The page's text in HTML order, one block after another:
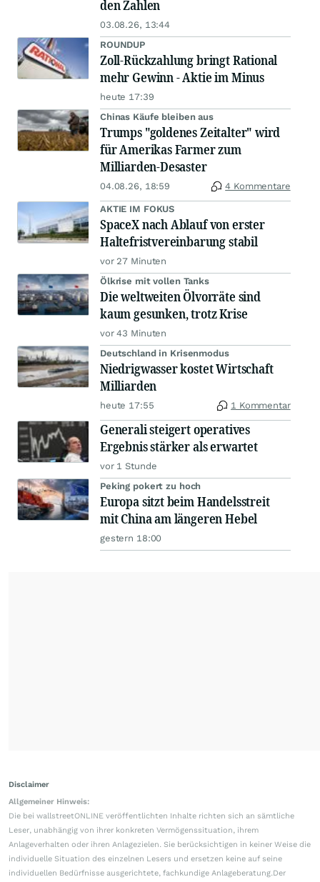
den Zahlen
03.08.26, 13:44
ROUNDUP
Zoll-Rückzahlung bringt Rational
mehr Gewinn - Aktie im Minus
heute 17:39
Chinas Käufe bleiben aus
Trumps "goldenes Zeitalter" wird
für Amerikas Farmer zum
Milliarden-Desaster
04.08.26, 18:59 4 Kommentare
AKTIE IM FOKUS
SpaceX nach Ablauf von erster
Haltefristvereinbarung stabil
vor 27 Minuten
Ölkrise mit vollen Tanks
Die weltweiten Ölvorräte sind
kaum gesunken, trotz Krise
vor 43 Minuten
Deutschland in Krisenmodus
Niedrigwasser kostet Wirtschaft
Milliarden
heute 17:55 1 Kommentar
Generali steigert operatives
Ergebnis stärker als erwartet
vor 1 Stunde
Peking pokert zu hoch
Europa sitzt beim Handelsstreit
mit China am längeren Hebel
gestern 18:00
Disclaimer
Allgemeiner Hinweis:
Die bei wallstreetONLINE veröffentlichten Inhalte richten sich an sämtliche
Leser, unabhängig von ihrer konkreten Vermögenssituation, ihrem
Anlageverhalten oder ihren Anlagezielen. Sie berücksichtigen in keiner Weise die
individuelle Situation des einzelnen Lesers und ersetzen keine auf seine
individuellen Bedürfnisse ausgerichtete, fachkundige Anlageberatung.Der